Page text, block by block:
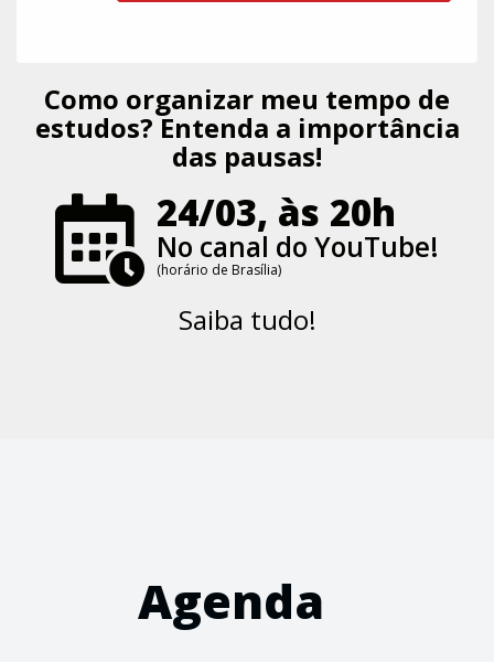
Como organizar meu tempo de
estudos? Entenda a importância
das pausas!
24/03, às 20h
No canal do YouTube!
(horário de Brasília)
Saiba tudo!
Agenda